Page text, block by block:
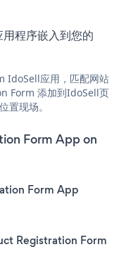
程序嵌入到您的
IdoSell应用，匹配网站
Form 添加到IdoSell页
置现场。
Form App on
Form App
Registration Form